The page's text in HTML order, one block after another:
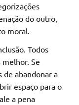
do outro,
moral.
Todos
Se
de abandonar a
espaço para o
a pena